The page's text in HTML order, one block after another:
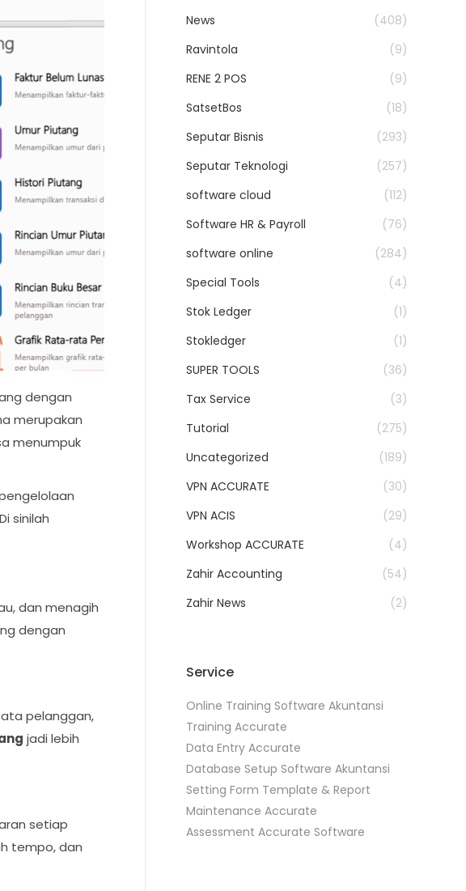
dengan
merupakan
menumpuk
sinilah
dan menagih
dengan
pelanggan,
jadi lebih
setiap
tempo, dan
News
(408)
Ravintola
(9)
RENE 2 POS
(9)
SatsetBos
(18)
Seputar Bisnis
(293)
Seputar Teknologi
(257)
software cloud
(112)
Software HR & Payroll
(76)
software online
(284)
Special Tools
(4)
Stok Ledger
(1)
Stokledger
(1)
SUPER TOOLS
(36)
Tax Service
(3)
Tutorial
(275)
Uncategorized
(189)
VPN ACCURATE
(30)
VPN ACIS
(29)
Workshop ACCURATE
(4)
Zahir Accounting
(54)
Zahir News
(2)
Service
Online Training Software Akuntansi
Training Accurate
Data Entry Accurate
Database Setup Software Akuntansi
Setting Form Template & Report
Maintenance Accurate
Assessment Accurate Software